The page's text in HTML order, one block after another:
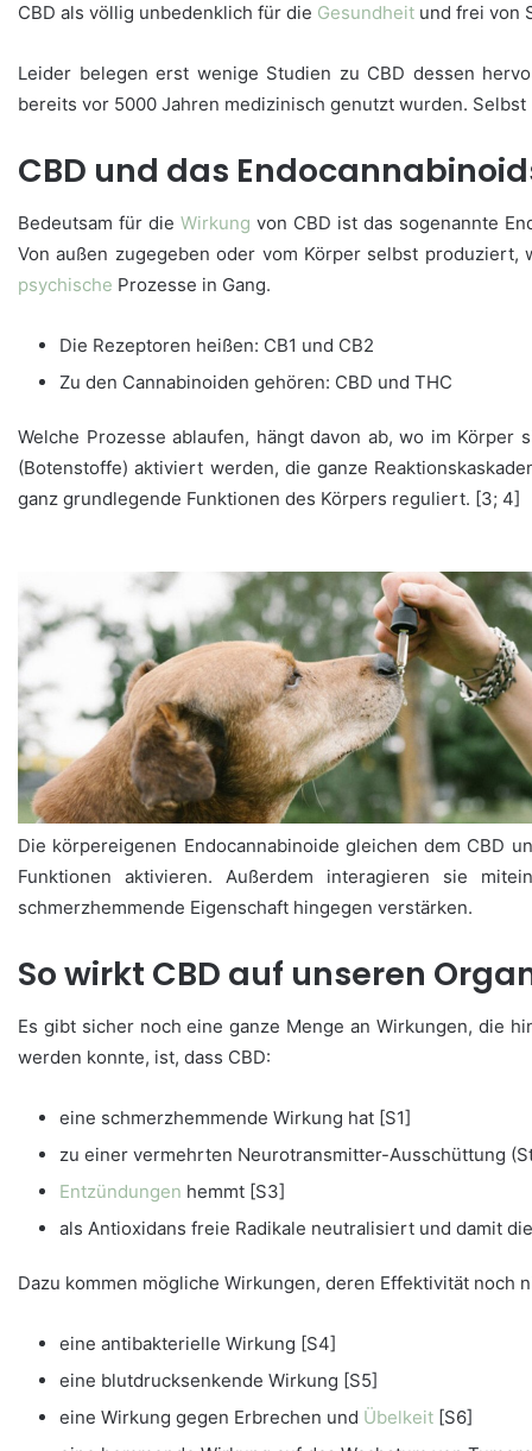
CBD als völlig unbedenklich für die Gesundheit und frei von
Leider belegen erst wenige Studien zu CBD dessen
bereits vor 5000 Jahren medizinisch genutzt wurden.
CBD und das
Bedeutsam für dieWirkung von CBD ist das sogenannte
Von außen zugegeben oder vom Körper selbst
psychische Prozesse in Gang.
Die Rezeptoren heißen: CB1 und CB2
Zu den Cannabinoiden gehören: CBD und THC
Welche Prozesse ablaufen, hängt davon ab, wo im
(Botenstoffe) aktiviert werden, die ganze
ganz grundlegende Funktionen des Körpers reguliert. [3; 4]
Die körpereigenen Endocannabinoide gleichen dem CBD
Funktionen aktivieren. Außerdem interagieren sie
schmerzhemmende Eigenschaft hingegen verstärken.
So wirkt CBD auf unseren
Es gibt sicher noch eine ganze Menge an Wirkungen, die
werden konnte, ist, dass CBD:
eine schmerzhemmende Wirkung hat [S1]
zu einer vermehrten Neurotransmitter-Ausschüttung
Entzündungen hemmt [S3]
als Antioxidans freie Radikale neutralisiert und damit
Dazu kommen mögliche Wirkungen, deren Effektivität
eine antibakterielle Wirkung [S4]
eine blutdrucksenkende Wirkung [S5]
eine Wirkung gegen Erbrechen und Übelkeit [S6]